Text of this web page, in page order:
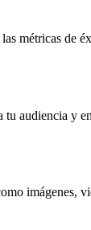
métricas de
audiencia y
imágenes,